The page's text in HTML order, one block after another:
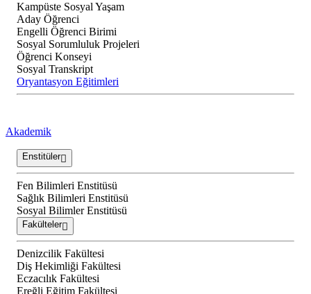
Kampüste Sosyal Yaşam
Aday Öğrenci
Engelli Öğrenci Birimi
Sosyal Sorumluluk Projeleri
Öğrenci Konseyi
Sosyal Transkript
Oryantasyon Eğitimleri
Akademik
Enstitüler
Fen Bilimleri Enstitüsü
Sağlık Bilimleri Enstitüsü
Sosyal Bilimler Enstitüsü
Fakülteler
Denizcilik Fakültesi
Diş Hekimliği Fakültesi
Eczacılık Fakültesi
Ereğli Eğitim Fakültesi